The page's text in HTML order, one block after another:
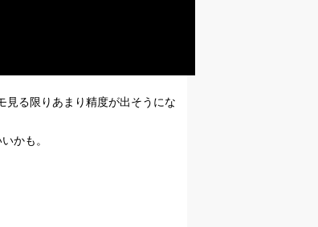
見る限りあまり精度が出そうにな
かも。